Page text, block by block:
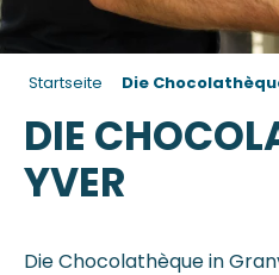
Startseite Die
DIE
YVER
Die Chocolathèque in